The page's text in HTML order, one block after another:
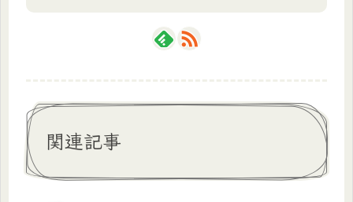
関連記事